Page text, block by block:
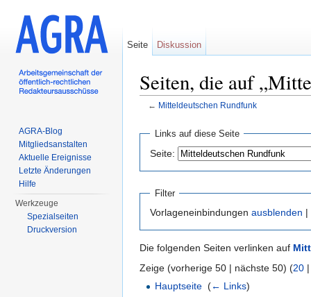
Seiten, die auf
← Mitteldeutschen Rundfunk
Links auf diese Seite
Seite:
Filter
Vorlageneinbindungen ausblenden |
Die folgenden Seiten verlinken auf
Zeige (vorherige 50 | nächste 50) (20 |
Hauptseite (← Links)
Seite Diskussion
AGRA-Blog
Mitgliedsanstalten
Aktuelle Ereignisse
Letzte Änderungen
Hilfe
Werkzeuge
Spezialseiten
Druckversion